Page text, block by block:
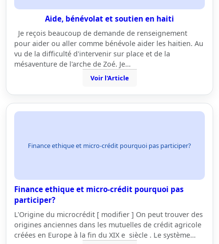
Aide, bénévolat et soutien en haiti
Je reçois beaucoup de demande de renseignement
pour aider ou aller comme bénévole aider les haitien. Au
vu de la difficulté d'intervenir sur place et de la
mésaventure de l'arche de Zoé. Je…
Voir l'Article
Finance ethique et micro-crédit pourquoi pas participer?
Finance ethique et micro-crédit pourquoi pas
participer?
L'Origine du microcrédit [ modifier ] On peut trouver des
origines anciennes dans les mutuelles de crédit agricole
créées en Europe à la fin du XIX e siècle . Le système…